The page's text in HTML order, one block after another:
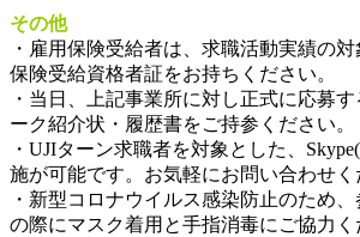
その他
・雇用保険受給者は、求職活動実績の
保険受給資格者証をお持ちください。
・当日、上記事業所に対し正式に応募
ーク紹介状・履歴書をご持参ください。
・UJIターン求職者を対象とした、
施が可能です。お気軽にお問い合わせく
・新型コロナウイルス感染防止のため
の際にマスク着用と手指消毒にご協力